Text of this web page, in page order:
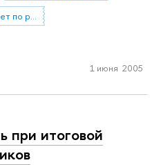
Российский общественный совет по развитию образования (РОСРО)
1 июня 2005
при итоговой